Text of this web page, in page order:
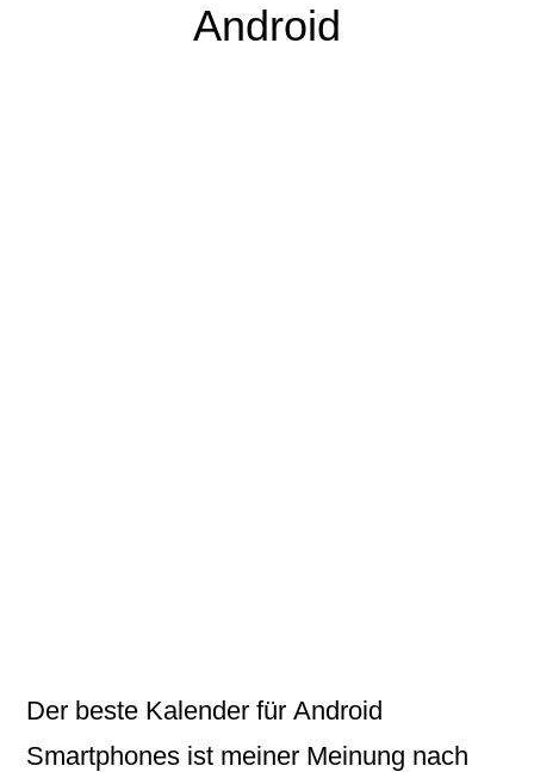
Android
Der beste Kalender fürAndroid
Smartphones ist meiner Meinung nach